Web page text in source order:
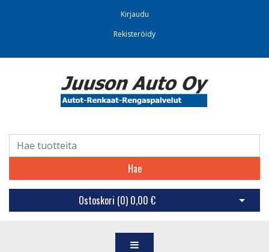
Kirjaudu
Rekisteröidy
Hae
Ostoskori (0) 0,00 € Avaa